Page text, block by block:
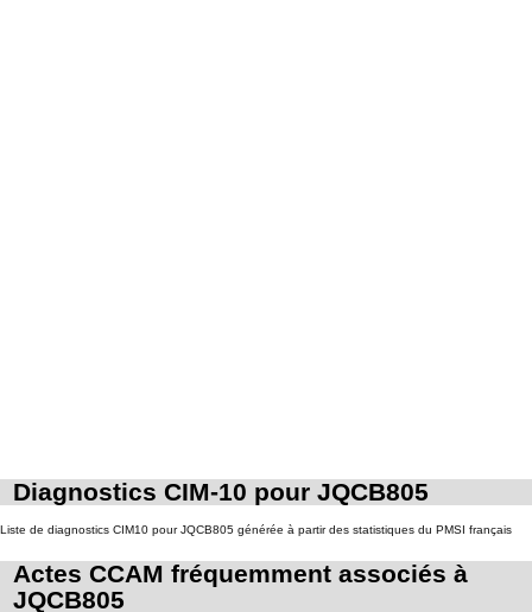
Diagnostics CIM-10 pour JQCB805
Liste de diagnostics CIM10 pour JQCB805 générée à partir des statistiques du PMSI français
Actes CCAM fréquemment associés à
JQCB805